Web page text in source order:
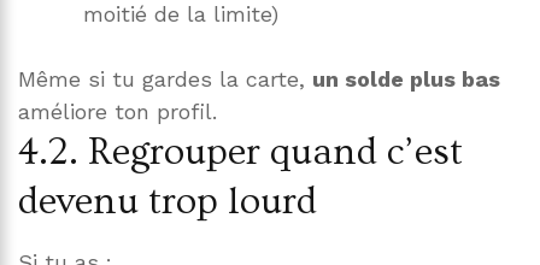
moitié de la limite)
Même si tu gardes la carte, un solde plus bas
améliore ton profil.
4.2. Regrouper quand c’est
devenu trop lourd